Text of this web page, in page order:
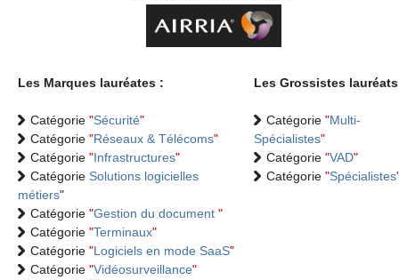
Les Marques lauréates :
Catégorie "Sécurité"
Catégorie "Réseaux & Télécoms"
Catégorie "Infrastructures"
Catégorie Solutions logicielles
métiers"
Catégorie "Gestion du document "
Catégorie "Terminaux"
Catégorie "Logiciels en mode SaaS"
Catégorie "Vidéosurveillance"
Les Grossistes
Catégorie "Multi-
Spécialistes"
Catégorie "VAD"
Catégorie "Spécialistes